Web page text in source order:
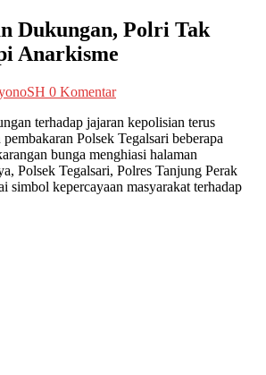
Dukungan, Polri Tak
Anarkisme
0 Komentar
terhadap jajaran kepolisian terus
Polsek Tegalsari beberapa
bunga menghiasi halaman
Polsek Tegalsari, Polres Tanjung Perak
simbol kepercayaan masyarakat terhadap